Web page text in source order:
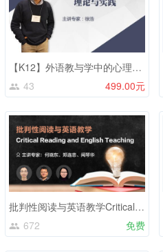
【K12】外语教与学中的心理学：理论与实践
43
499.00元
批判性阅读与英语教学Critical Reading and English Teaching
672
免费